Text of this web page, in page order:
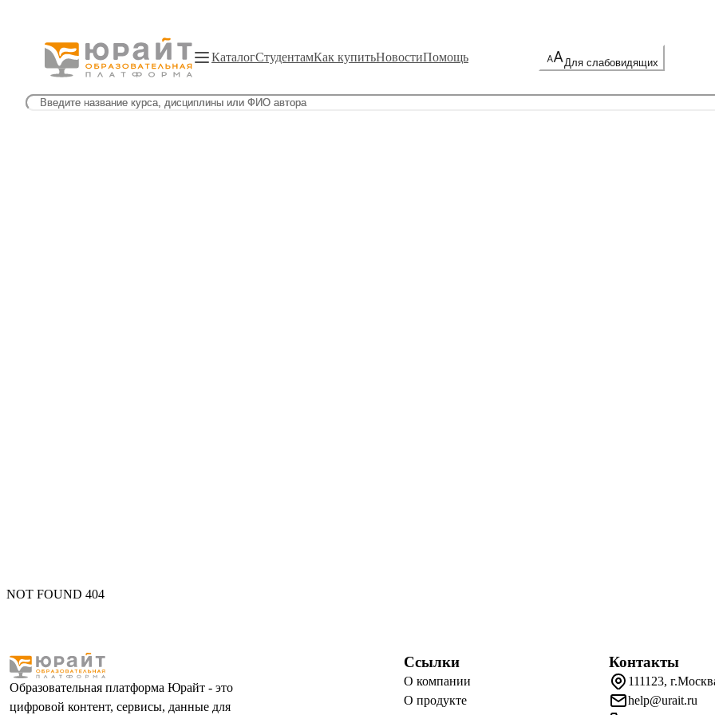
КаталогСтудентамКак купитьНовостиПомощь Для слабовидящих
NOT FOUND 404
Образовательная платформа Юрайт - это
цифровой контент, сервисы, данные для
Ссылки
О компании
О продукте
Контакты
111123,
help@urait.ru